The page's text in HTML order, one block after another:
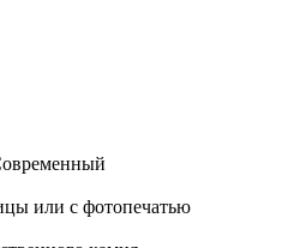
или с фотопечатью